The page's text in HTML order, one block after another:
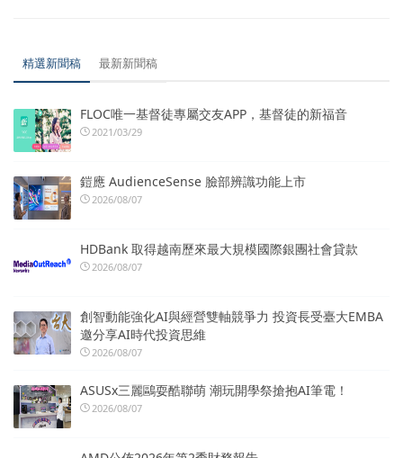
精選新聞稿 最新新聞稿
FLOC唯一基督徒專屬交友APP，基督徒的新福音
2021/03/29
鎧應 AudienceSense 臉部辨識功能上市
2026/08/07
HDBank 取得越南歷來最大規模國際銀團社會貸款
2026/08/07
創智動能強化AI與經營雙軸競爭力 投資長受臺大EMBA
邀分享AI時代投資思維
2026/08/07
ASUSx三麗鷗耍酷聯萌 潮玩開學祭搶抱AI筆電！
2026/08/07